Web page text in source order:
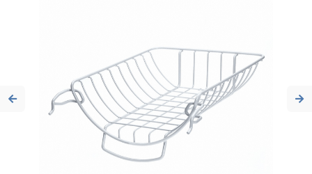
Previous